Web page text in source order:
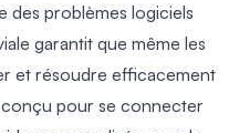
des problèmes logiciels
garantit que même les
et résoudre efficacement
pour se connecter